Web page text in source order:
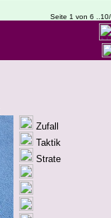
Seite 1 von 6
Zufall
Taktik
Strate